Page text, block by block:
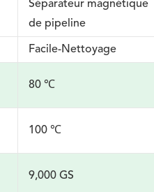
Séparateur magnétique
de pipeline
Facile-Nettoyage
80 ℃
100 ℃
9,000 GS